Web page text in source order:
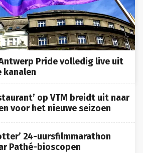
Pride volledig live uit
kanalen
op VTM breidt uit naar
voor het nieuwe seizoen
24-uursfilmmarathon
Pathé-bioscopen